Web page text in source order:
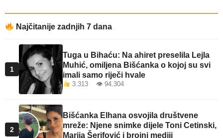
Najčitanije zadnjih 7 dana
1
Tuga u Bihaću: Na ahiret preselila Lejla
Muhić, omiljena Bišćanka o kojoj su svi
imali samo riječi hvale
3.313 👁 94.304
2
Bišćanka Elhana osvojila društvene
mreže: Njene snimke dijele Toni Cetinski,
Marija Šerifović i brojni mediji